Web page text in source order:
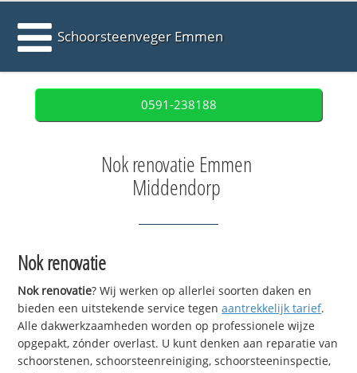
Schoorsteenveger Emmen
0591-238188
Nok renovatie Emmen
Middendorp
Nok renovatie
Nok renovatie? Wij werken op allerlei soorten daken en
bieden een uitstekende service tegenaantrekkelijk tarief.
Alle dakwerkzaamheden worden op professionele wijze
opgepakt, zónder overlast. U kunt denken aan reparatie van
schoorstenen, schoorsteenreiniging, schoorsteeninspectie,